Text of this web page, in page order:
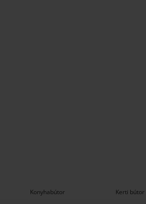
Konyhabútor Kerti bútor